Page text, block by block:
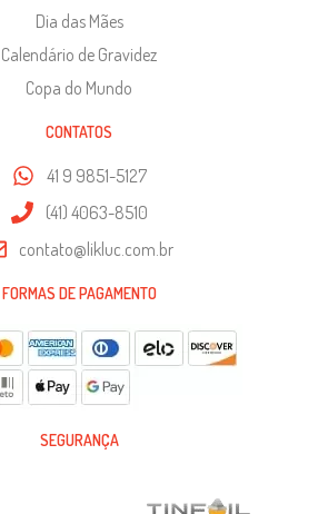
Dia das Mães
Calendário de Gravidez
Copa do Mundo
CONTATOS
41 9 9851-5127
(41) 4063-8510
contato@likluc.com.br
FORMAS DE PAGAMENTO
SEGURANÇA